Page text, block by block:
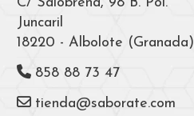
Juncaril
18220 - Albolote (Granada)
858 88 73 47
tienda@saborate.com